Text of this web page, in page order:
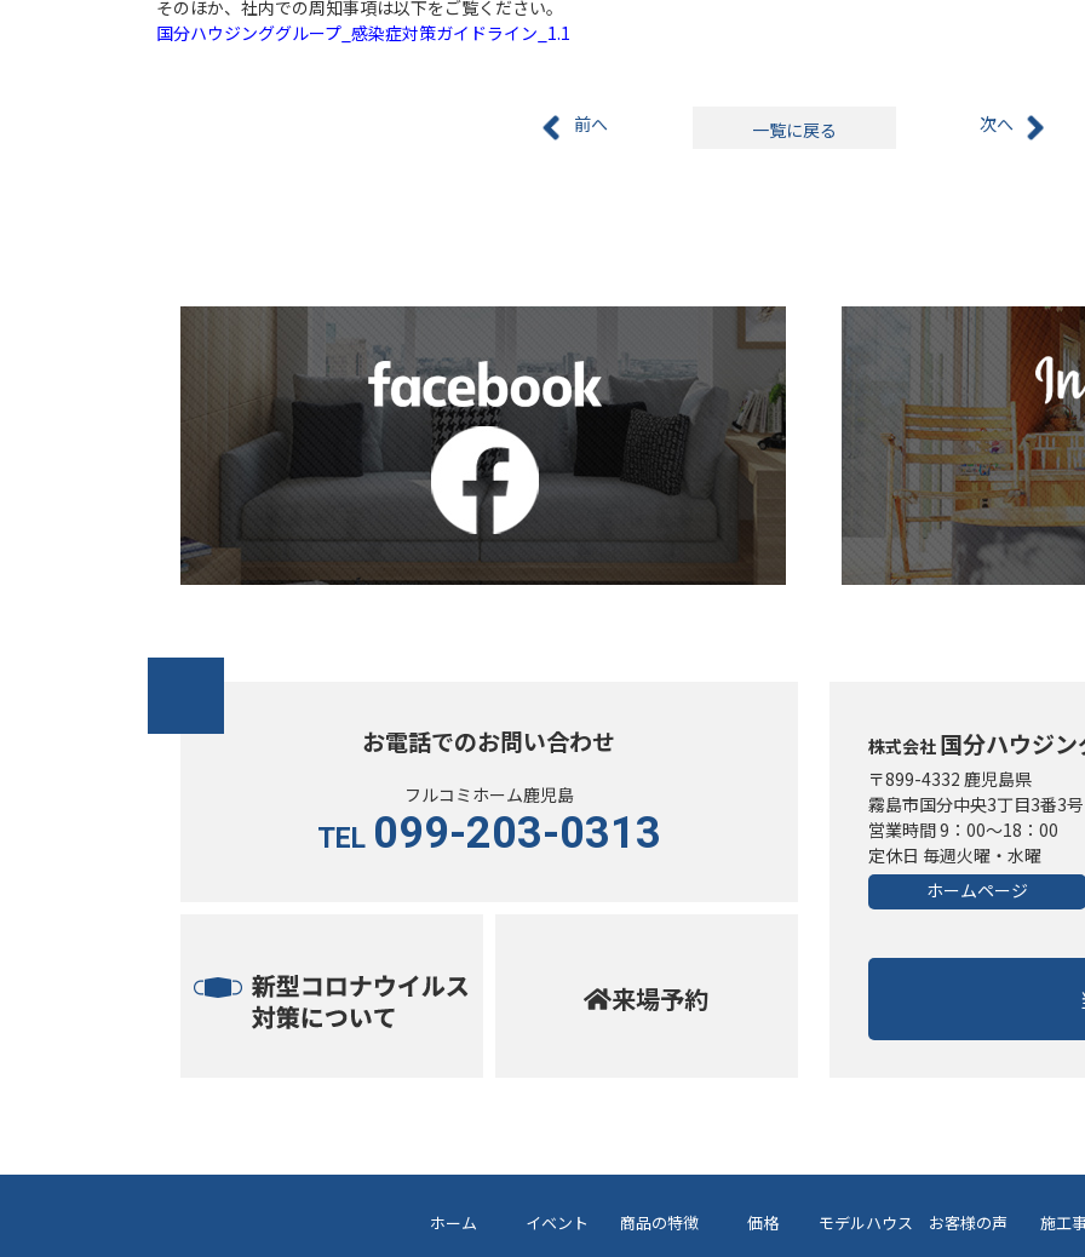
そのほか、社内での周知事項は以下をご覧ください。
国分ハウジンググループ_感染症対策ガイドライン_1.1
前へ 一覧に戻る 次へ
お電話でのお問い合わせ
フルコミホーム鹿児島
TEL 099-203-0313
来場予約
株式会社 国分ハウジン
〒899-4332 鹿児島県
霧島市国分中央3丁目3番3号
営業時間 9：00～18：00
定休日 毎週火曜・水曜
ホームページ
ホーム イベント 商品の特徴 価格 モデルハウス お客様の声 施工